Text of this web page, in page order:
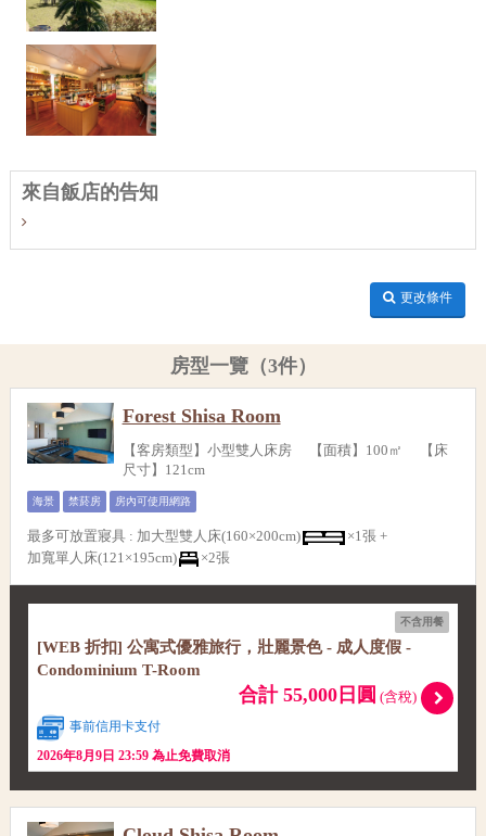
來自飯店的告知
更改條件
房型一覽（3件）
Forest Shisa Room
【客房類型】小型雙人床房 【面積】100㎡ 【床
尺寸】121cm
海景 禁菸房 房內可使用網路
最多可放置寢具 : 加大型雙人床(160×200cm)
×1張 +
加寬單人床(121×195cm)
×2張
不含用餐
[WEB 折扣] 公寓式優雅旅行，壯麗景色 - 成人度假 -
Condominium T-Room
合計 55,000日圓 (含稅)
事前信用卡支付
2026年8月9日 23:59 為止免費取消